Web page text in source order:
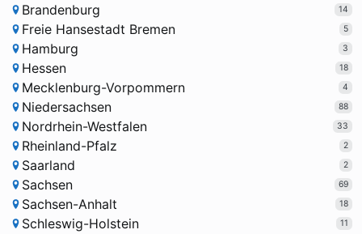
Brandenburg 14
Freie Hansestadt Bremen 5
Hamburg 3
Hessen 18
Mecklenburg-Vorpommern 4
Niedersachsen 88
Nordrhein-Westfalen 33
Rheinland-Pfalz 2
Saarland 2
Sachsen 69
Sachsen-Anhalt 18
Schleswig-Holstein 11